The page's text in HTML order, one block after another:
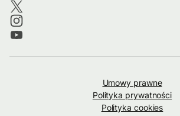
Umowy prawne
Polityka prywatności
Polityka cookies